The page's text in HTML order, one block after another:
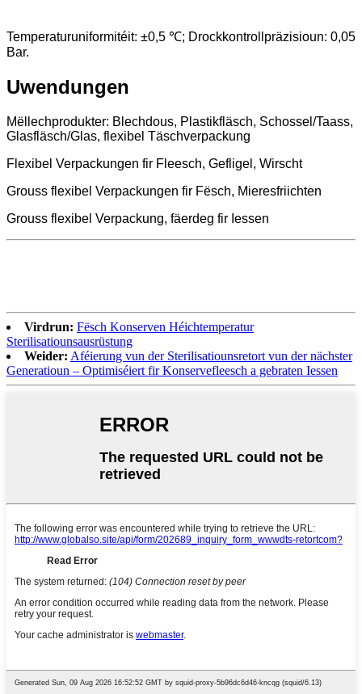
Temperaturuniformitéit: ±0,5 ℃; Drockkontrollpräzisioun: 0,05
Bar.
Uwendungen
Mëllechprodukter: Blechdous, Plastikfläsch, Schossel/Taass,
Glasfläsch/Glas, flexibel Täschverpackung
Flexibel Verpackungen fir Fleesch, Gefligel, Wirscht
Grouss flexibel Verpackungen fir Fësch, Mieresfriichten
Grouss flexibel Verpackung, fäerdeg fir Iessen
Virdrun: Fësch Konserven Héichtemperatur
Sterilisatiounsausrüstung
Weider: Aféierung vun der Sterilisatiounsretort vun der nächster
Generatioun – Optimiséiert fir Konservefleesch a gebraten Iessen